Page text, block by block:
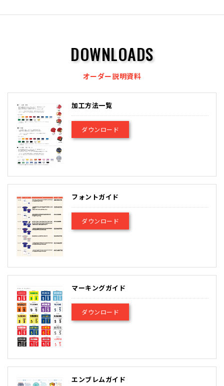
DOWNLOADS
オーダー説明資料
加工方法一覧
ダウンロード
フォントガイド
ダウンロード
マーキングガイド
ダウンロード
エンブレムガイド